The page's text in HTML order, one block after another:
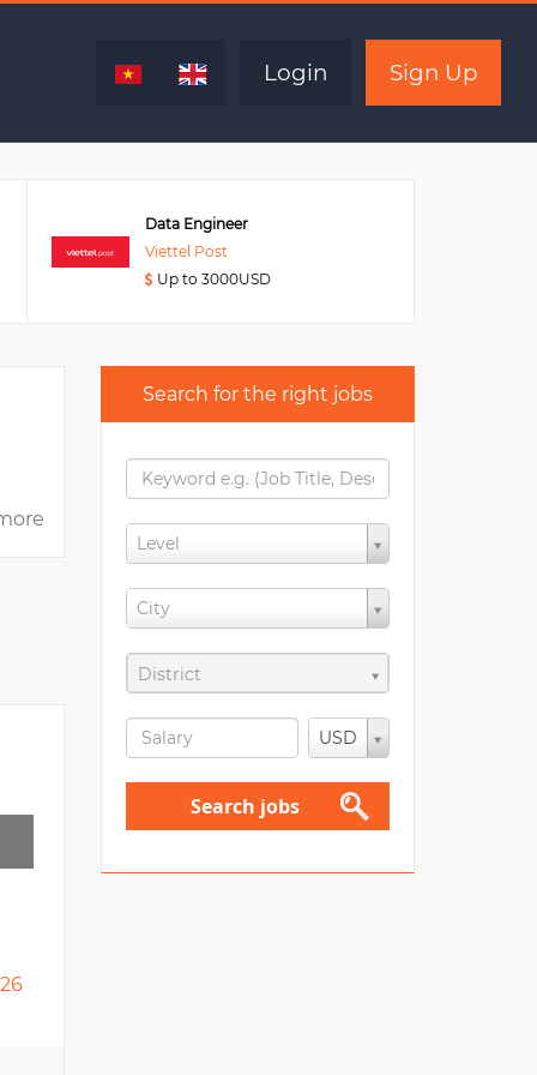
Login Sign Up
Data Engineer
Viettel Post
Up to 3000USD
Search for the right jobs
Level
City
District
USD
Search jobs